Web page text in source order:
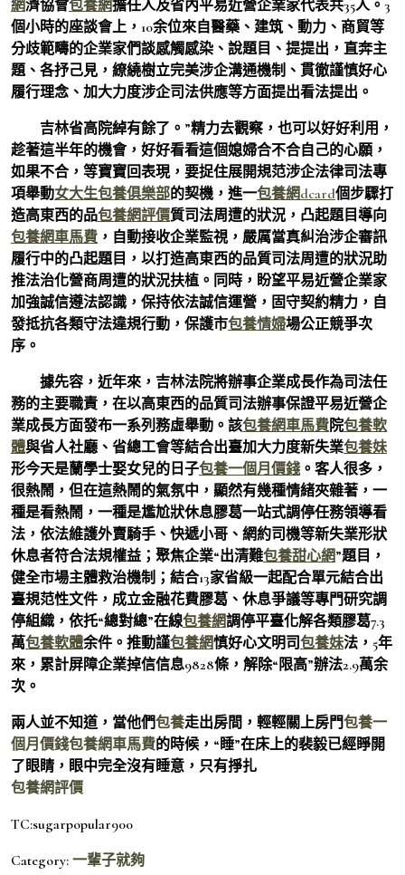
網濟協會包養網擔任人及省內平易近營企業家代表共35人。3
個小時的座談會上，10余位來自醫藥、建筑、動力、商貿等
分歧範疇的企業家們談感觸感染、說題目、提提出，直奔主
題、各抒己見，繚繞樹立完美涉企溝通機制、貫徹謹慎好心
履行理念、加大力度涉企司法供應等方面提出看法提出。
吉林省高院綽有餘了。”精力去觀察，也可以好好利用，
趁著這半年的機會，好好看看這個媳婦合不合自己的心願，
如果不合，等寶寶回表現，要捉住展開規范涉企法律司法專
項舉動女大生包養俱樂部的契機，進一包養網dcard個步驟打
造高東西的品包養網評價質司法周遭的狀況，凸起題目導向
包養網車馬費 ，自動接收企業監視，嚴厲當真糾治涉企審訊
履行中的凸起題目，以打造高東西的品質司法周遭的狀況助
推法治化營商周遭的狀況扶植。同時，盼望平易近營企業家
加強誠信遵法認識，保持依法誠信運營，固守契約精力，自
發抵抗各類守法違規行動，保護市包養情婦場公正競爭次
序。
據先容，近年來，吉林法院將辦事企業成長作為司法任
務的主要職責，在以高東西的品質司法辦事保證平易近營企
業成長方面發布一系列務虛舉動。該包養網車馬費院包養軟
體與省人社廳、省總工會等結合出臺加大力度新失業包養妹
形今天是蘭學士娶女兒的日子包養一個月價錢 。客人很多，
很熱鬧，但在這熱鬧的氣氛中，顯然有幾種情緒夾雜著，一
種是看熱鬧，一種是尷尬狀休息膠葛一站式調停任務領導看
法，依法維護外賣騎手、快遞小哥、網約司機等新失業形狀
休息者符合法規權益；聚焦企業“出清難包養甜心網”題目，
健全市場主體救治機制；結合13家省級一起配合單元結合出
臺規范性文件，成立金融花費膠葛、休息爭議等專門研究調
停組織，依托“總對總”在線包養網調停平臺化解各類膠葛7.3
萬包養軟體余件。推動謹包養網慎好心文明司包養妹法，5年
來，累計屏障企業掉信信息9828條，解除“限高”辦法2.9萬余
次。
兩人並不知道，當他們包養走出房間，輕輕關上房門包養一
個月價錢包養網車馬費的時候，“睡”在床上的裴毅已經睜開
了眼睛，眼中完全沒有睡意，只有掙扎
包養網評價
TC:sugarpopular900
Category: 一輩子就夠